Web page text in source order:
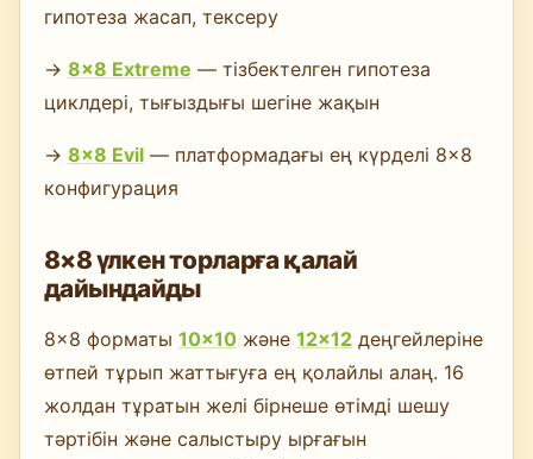
гипотеза жасап, тексеру
→ 8×8 Extreme — тізбектелген гипотеза
циклдері, тығыздығы шегіне жақын
→ 8×8 Evil — платформадағы ең күрделі 8×8
конфигурация
8×8 үлкен торларға қалай
дайындайды
8×8 форматы 10×10 және 12×12 деңгейлеріне
өтпей тұрып жаттығуға ең қолайлы алаң. 16
жолдан тұратын желі бірнеше өтімді шешу
тәртібін және салыстыру ырғағын